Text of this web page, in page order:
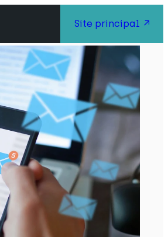
Site principal